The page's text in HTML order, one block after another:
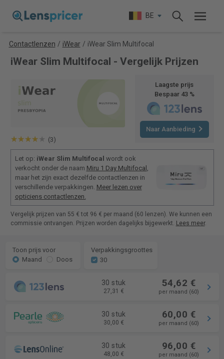
BE
Contactlenzen / iWear / iWear Slim Multifocal
iWear Slim Multifocal - Vergelijk Prijzen
(3)
Laagste prijs
Bespaar 43 %
Naar Aanbieding
Let op: iWear Slim Multifocal wordt ook
verkocht onder de naam Miru 1 Day Multifocal ,
maar het zijn exact dezelfde contactlenzen in
verschillende verpakkingen. Meer lezen over
opticiens contactlenzen.
Vergelijk prijzen van 55 € tot 96 € per maand (60 lenzen). We kunnen een
commissie ontvangen. Prijzen worden dagelijks bijgewerkt. Lees meer.
Toon prijs voor
Maand
Doos
Verpakkingsgroottes
30
30 stuk
27,31 €
54,62 €
per maand (60)
30 stuk
30,00 €
60,00 €
per maand (60)
30 stuk
48,00 €
96,00 €
per maand (60)